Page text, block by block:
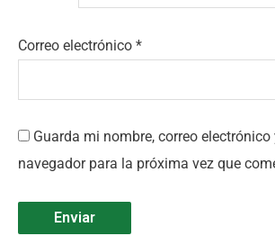
Correo electrónico *
Guarda mi nombre, correo electrónico
navegador para la próxima vez que